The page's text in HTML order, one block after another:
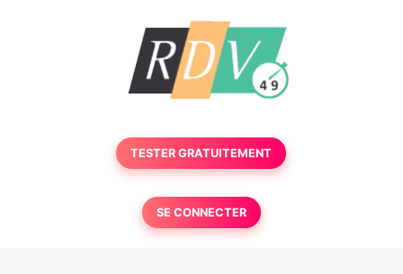
TESTER GRATUITEMENT
SE CONNECTER